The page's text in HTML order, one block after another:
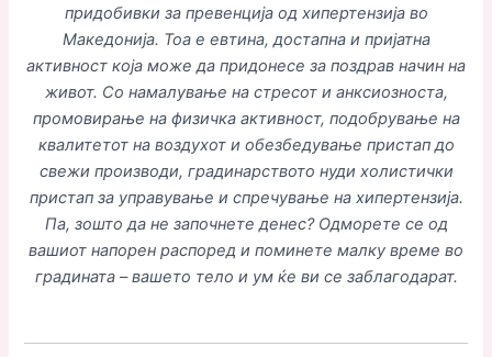
придобивки за превенција од хипертензија во
Македонија. Тоа е евтина, достапна и пријатна
активност која може да придонесе за поздрав начин на
живот. Со намалување на стресот и анксиозноста,
промовирање на физичка активност, подобрување на
квалитетот на воздухот и обезбедување пристап до
свежи производи, градинарството нуди холистички
пристап за управување и спречување на хипертензија.
Па, зошто да не започнете денес? Одморете се од
вашиот напорен распоред и поминете малку време во
градината – вашето тело и ум ќе ви се заблагодарат.